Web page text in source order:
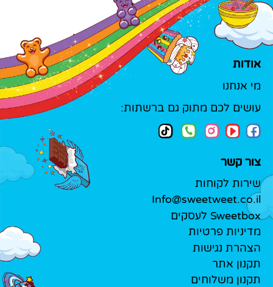
אודות
מי אנחנו
עושים לכם מתוק גם ברשתות:
צור קשר
שירות לקוחות
Info@sweetweet.co.il
Sweetbox לעסקים
מדיניות פרטיות
הצהרת נגישות
תקנון אתר
תקנון משלוחים